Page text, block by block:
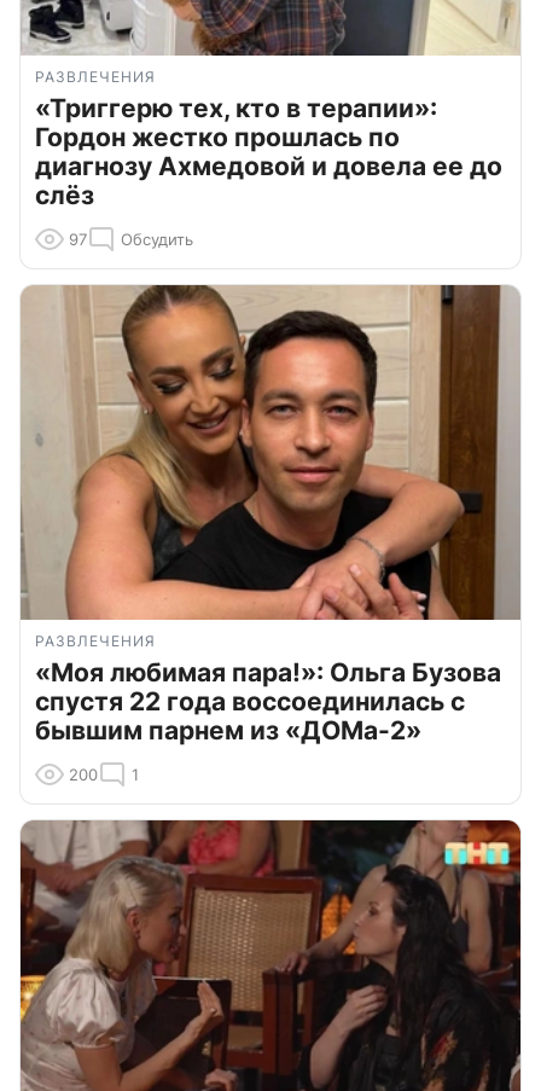
РАЗВЛЕЧЕНИЯ
«Триггерю тех, кто в терапии»:
Гордон жестко прошлась по
диагнозу Ахмедовой и довела ее до
слёз
97 Обсудить
РАЗВЛЕЧЕНИЯ
«Моя любимая пара!»: Ольга Бузова
спустя 22 года воссоединилась с
бывшим парнем из «ДОМа-2»
200 1